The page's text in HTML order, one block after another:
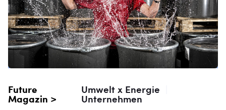
Future
Magazin >
Umwelt x Energie
Unternehmen